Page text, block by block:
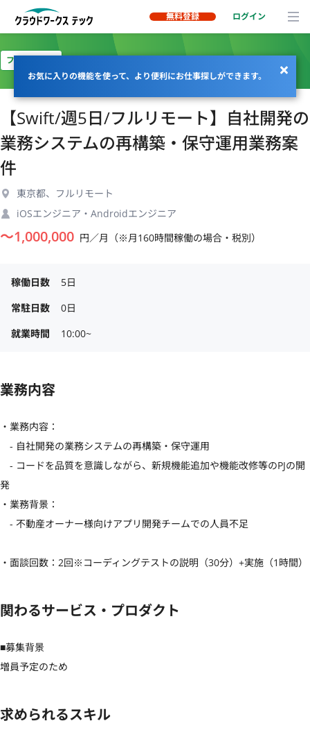
無料登録 ログイン
お気に入りの機能を使って、より便利にお仕事探しができます。
フルリモート
【Swift/週5日/フルリモート】自社開発の
業務システムの再構築・保守運用業務案
件
東京都、フルリモート
iOSエンジニア・Androidエンジニア
〜1,000,000 円／月（※月160時間稼働の場合・税別）
稼働日数
5日
常駐日数
0日
就業時間
10:00~
業務内容
・業務内容：
- 自社開発の業務システムの再構築・保守運用
- コードを品質を意識しながら、新規機能追加や機能改修等のPJの開
発
・業務背景：
- 不動産オーナー様向けアプリ開発チームでの人員不足
・面談回数：2回※コーディングテストの説明（30分）+実施（1時間）
関わるサービス・プロダクト
■募集背景
増員予定のため
求められるスキル